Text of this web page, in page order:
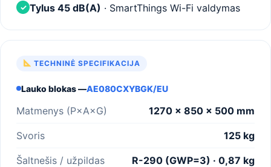
✓ Tylus 45 dB(A) · SmartThings Wi-Fi valdymas
TECHNINĖ SPECIFIKACIJA
Lauko blokas —AE080CXYBGK/EU
Matmenys (P×A×G) 1270 × 850 × 500 mm
Svoris 125 kg
Šaltnešis / užpildas R-290 (GWP=3) · 0,87 kg